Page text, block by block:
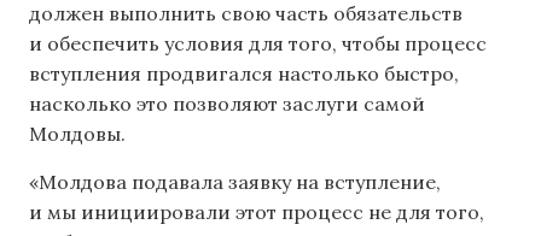
должен выполнить свою часть обязательств
и обеспечить условия для того, чтобы процесс
вступления продвигался настолько быстро,
насколько это позволяют заслуги самой
Молдовы.
«Молдова подавала заявку на вступление,
и мы инициировали этот процесс не для того,